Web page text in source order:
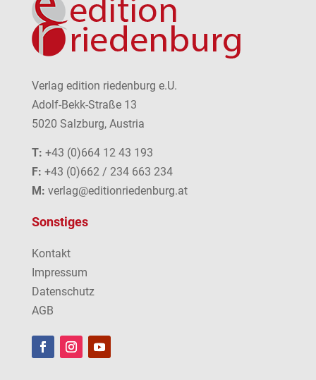
Verlag edition riedenburg e.U.
Adolf-Bekk-Straße 13
5020 Salzburg, Austria
T: +43 (0)664 12 43 193
F: +43 (0)662 / 234 663 234
M: verlag@editionriedenburg.at
Sonstiges
Kontakt
Impressum
Datenschutz
AGB